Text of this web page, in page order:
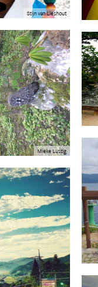
Stijn van Lieshout
Mieke Lustig